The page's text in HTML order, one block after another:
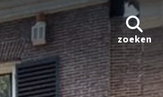
zoeken